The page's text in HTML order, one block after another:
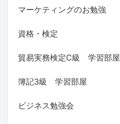
マーケティングのお勉強
資格・検定
貿易実務検定C級 学習部屋
簿記3級 学習部屋
ビジネス勉強会